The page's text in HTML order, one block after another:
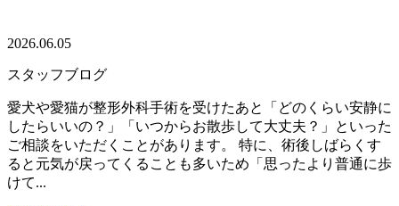
2026.06.05
スタッフブログ
愛犬や愛猫が整形外科手術を受けたあと「どのくらい安静に
したらいいの？」「いつからお散歩して大丈夫？」といった
ご相談をいただくことがあります。 特に、術後しばらくす
ると元気が戻ってくることも多いため「思ったより普通に歩
けて...